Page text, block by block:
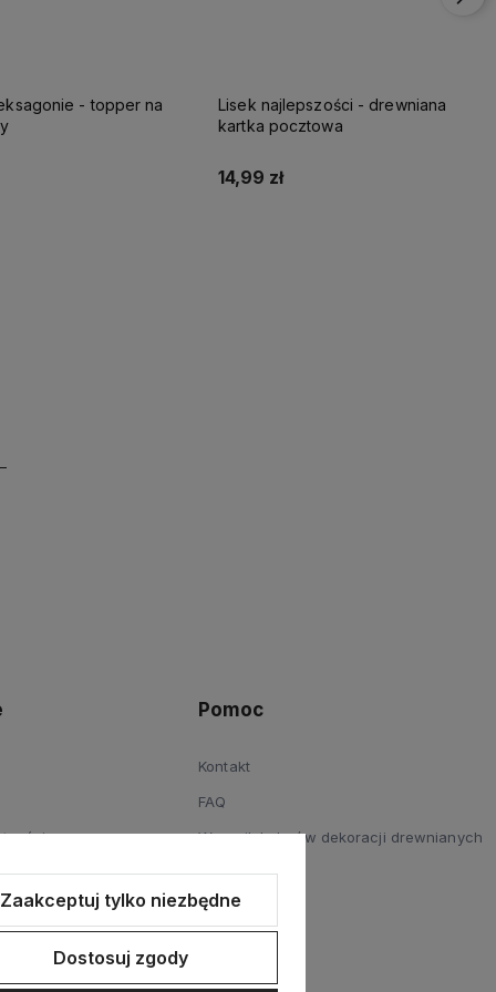
- topper na
Lisek najlepszości - drewniana
kartka pocztowa
14,99 zł
Pomoc
Kontakt
FAQ
Wzornik kolorów dekoracji drewnianych
Reklamacje
Blog
Zaakceptuj tylko niezbędne
Dostosuj zgody